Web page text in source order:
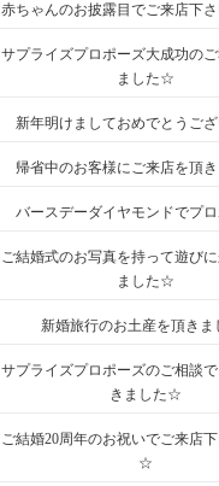
赤ちゃんのお披露目でご来店下
サプライズプロポーズ大成功の
ました☆
新年明けましておめでとうご
帰省中のお客様にご来店を頂
バースデーダイヤモンドでプ
ご結婚式のお写真を持って遊び
ました☆
新婚旅行のお土産を頂きま
サプライズプロポーズのご相談
きました☆
ご結婚20周年のお祝いでご来店
☆